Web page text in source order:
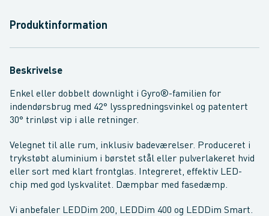
Produktinformation
Beskrivelse
Enkel eller dobbelt downlight i Gyro®-familien for
indendørsbrug med 42° lysspredningsvinkel og patentert
30° trinløst vip i alle retninger.
Velegnet til alle rum, inklusiv badeværelser. Produceret i
trykstøbt aluminium i børstet stål eller pulverlakeret hvid
eller sort med klart frontglas. Integreret, effektiv LED-
chip med god lyskvalitet. Dæmpbar med fasedæmp.
Vi anbefaler LEDDim 200, LEDDim 400 og LEDDim Smart.